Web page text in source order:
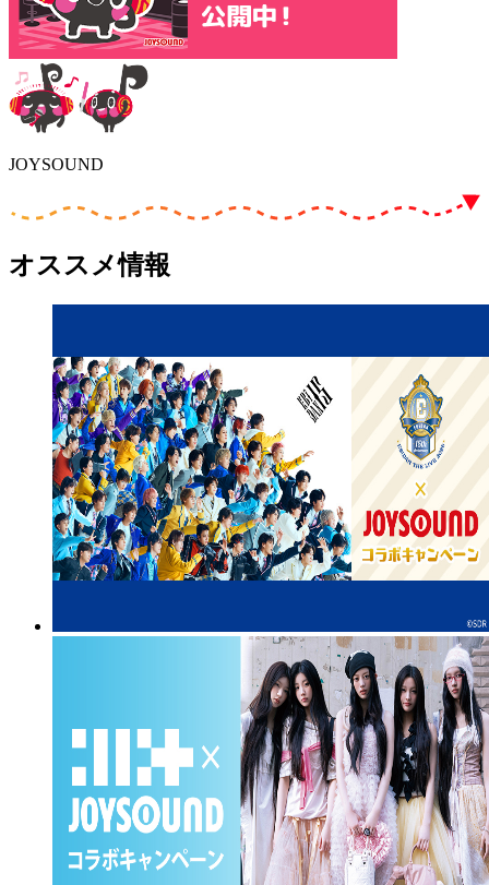
JOYSOUND
オススメ情報